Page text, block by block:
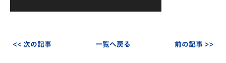
<< 次の記事 一覧へ戻る 前の記事 >>